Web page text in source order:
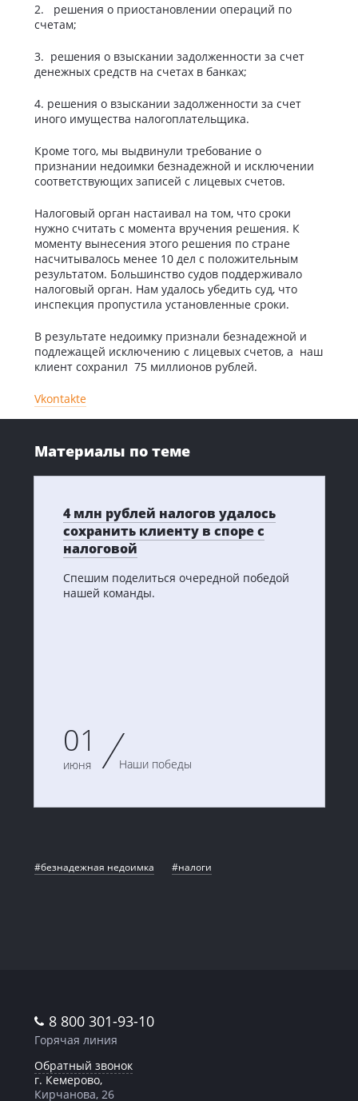
2. решения о приостановлении операций по
счетам;
3. решения о взыскании задолженности за счет
денежных средств на счетах в банках;
4. решения о взыскании задолженности за счет
иного имущества налогоплательщика.
Кроме того, мы выдвинули требование о
признании недоимки безнадежной и исключении
соответствующих записей с лицевых счетов.
Налоговый орган настаивал на том, что сроки
нужно считать с момента вручения решения. К
моменту вынесения этого решения по стране
насчитывалось менее 10 дел с положительным
результатом. Большинство судов поддерживало
налоговый орган. Нам удалось убедить суд, что
инспекция пропустила установленные сроки.
В результате недоимку признали безнадежной и
подлежащей исключению с лицевых счетов, а наш
клиент сохранил 75 миллионов рублей.
Vkontakte
Материалы по теме
4 млн рублей налогов удалось
сохранить клиенту в споре с
налоговой
Спешим поделиться очередной победой
нашей команды.
01
июня Наши победы
#безнадежная недоимка #налоги
8 800 301-93-10
Горячая линия
Обратный звонок
г. Кемерово,
Кирчанова, 26